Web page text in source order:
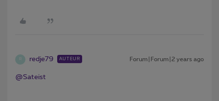
R redje79 AUTEUR Forum|Forum|2 years ago
@Sateist